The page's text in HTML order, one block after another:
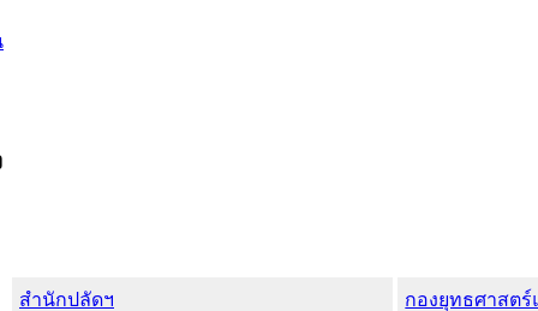
สำนักปลัดฯ กองยุทธศาสต